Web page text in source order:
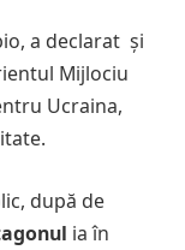
a declarat și
Mijlociu
Ucraina,
după de
ia în